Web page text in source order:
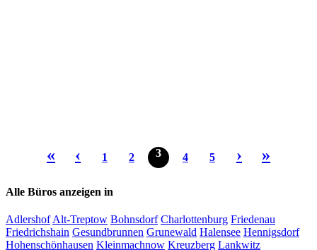
« ‹ 1 2 3 4 5 › »
Alle Büros anzeigen in
Adlershof Alt-Treptow Bohnsdorf Charlottenburg Friedenau
Friedrichshain Gesundbrunnen Grunewald Halensee Hennigsdorf
Hohenschönhausen Kleinmachnow Kreuzberg Lankwitz